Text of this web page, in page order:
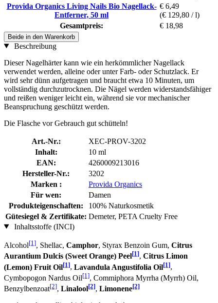
Provida Organics Living Nails Bio Nagellack-
Entferner, 50 ml
€ 6,49
(€ 129,80 / l)
Gesamtpreis:
€ 18,98
Beide in den Warenkorb
Beschreibung
Dieser Nagelhärter kann wie ein herkömmlicher Nagellack
verwendet werden, alleine oder unter Farb- oder Schutzlack. Er
wird sehr dünn aufgetragen und braucht etwa 10 Minuten, um
vollständig durchzutrocknen. Die Nägel werden widerstandsfähiger
und reißen weniger leicht ein, während sie vor mechanischer
Beanspruchung geschützt werden.
Die Flasche vor Gebrauch gut schütteln!
Art.-Nr.:
XEC-PROV-3202
Inhalt:
10 ml
EAN:
4260009213016
Hersteller-Nr.:
3202
Marken :
Provida Organics
Für wen:
Damen
Produkteigenschaften:
100% Naturkosmetik
Gütesiegel & Zertifikate: Demeter, PETA Cruelty Free
Inhaltsstoffe (INCI)
Alcohol[1], Shellac, Camphor, Styrax Benzoin Gum, Citrus
Aurantium Dulcis (Sweet Orange) Peel[1], Citrus Limon
(Lemon) Fruit Oil[1], Lavandula Angustifolia Oil[1],
Cymbopogon Nardus Oil[1], Commiphora Myrrha (Myrrh) Oil,
Benzylbenzoat[2], Linalool[2], Limonene[2]